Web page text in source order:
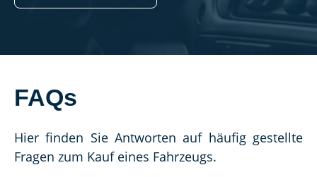
FAQs
Hier finden Sie Antworten auf häufig gestellte
Fragen zum Kauf eines Fahrzeugs.